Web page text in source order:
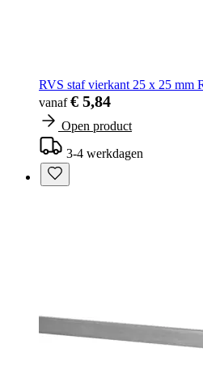
RVS staf vierkant 25 x 25 mm
vanaf€ 5,84
Open product
3-4 werkdagen